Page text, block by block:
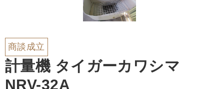
商談成立
計量機 タイガーカワシマ
NRV-32A